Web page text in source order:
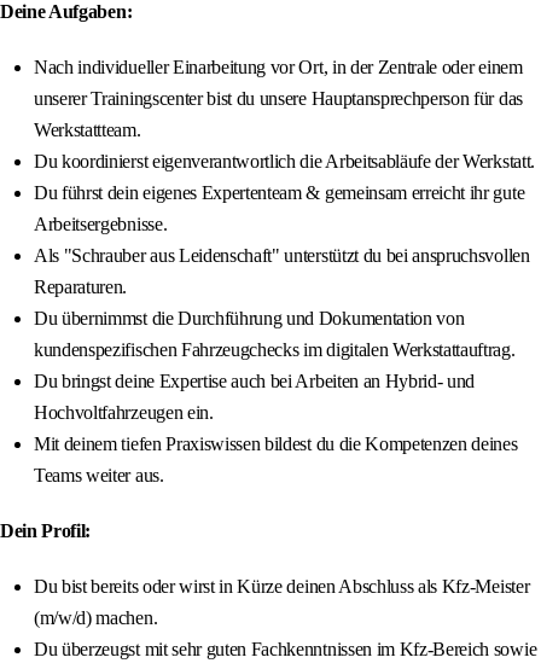
Deine Aufgaben:
Nach individueller Einarbeitung vor Ort, in der Zentrale oder einem
unserer Trainingscenter bist du unsere Hauptansprechperson für das
Werkstattteam.
Du koordinierst eigenverantwortlich die Arbeitsabläufe der Werkstatt.
Du führst dein eigenes Expertenteam & gemeinsam erreicht ihr gute
Arbeitsergebnisse.
Als "Schrauber aus Leidenschaft" unterstützt du bei anspruchsvollen
Reparaturen.
Du übernimmst die Durchführung und Dokumentation von
kundenspezifischen Fahrzeugchecks im digitalen Werkstattauftrag.
Du bringst deine Expertise auch bei Arbeiten an Hybrid- und
Hochvoltfahrzeugen ein.
Mit deinem tiefen Praxiswissen bildest du die Kompetenzen deines
Teams weiter aus.
Dein Profil:
Du bist bereits oder wirst in Kürze deinen Abschluss als Kfz-Meister
(m/w/d) machen.
Du überzeugst mit sehr guten Fachkenntnissen im Kfz-Bereich sowie